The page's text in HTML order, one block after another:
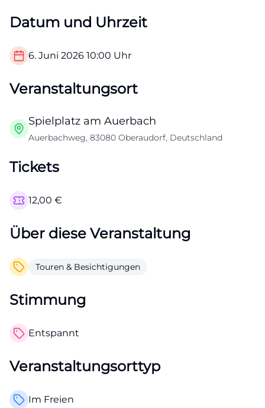
Datum und Uhrzeit
6. Juni 2026 10:00 Uhr
Veranstaltungsort
Spielplatz am Auerbach
Auerbachweg, 83080 Oberaudorf, Deutschland
Tickets
12,00 €
Über diese Veranstaltung
Touren & Besichtigungen
Stimmung
Entspannt
Veranstaltungsorttyp
Im Freien